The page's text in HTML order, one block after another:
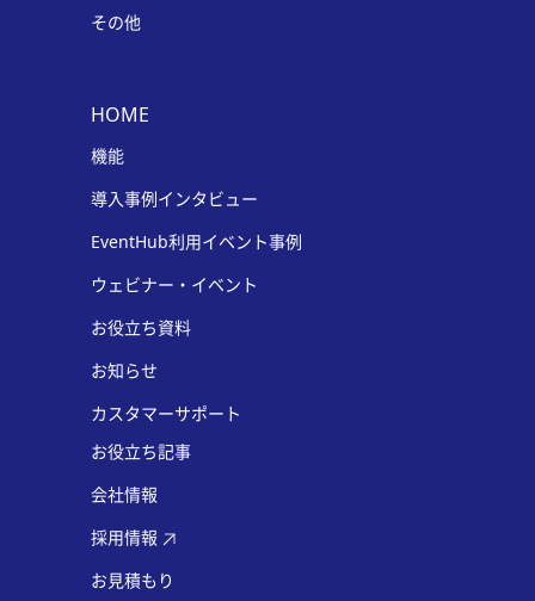
その他
HOME
機能
導入事例インタビュー
EventHub利用イベント事例
ウェビナー・イベント
お役立ち資料
お知らせ
カスタマーサポート
お役立ち記事
会社情報
採用情報
お見積もり